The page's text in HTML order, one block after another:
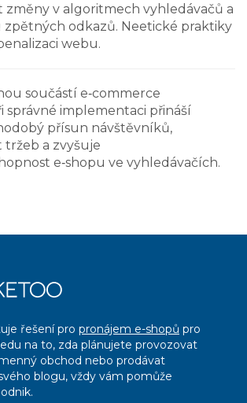
změny v algoritmech vyhledávačů a
odkazů. Neetické praktiky
webu.
součástí e‑commerce
správné implementaci přináší
přísun návštěvníků,
a zvyšuje
e‑shopu ve vyhledávačích.
řešení pro pronájem e-shopů pro
na to, zda plánujete provozovat
obchod nebo prodávat
blogu, vždy vám pomůže